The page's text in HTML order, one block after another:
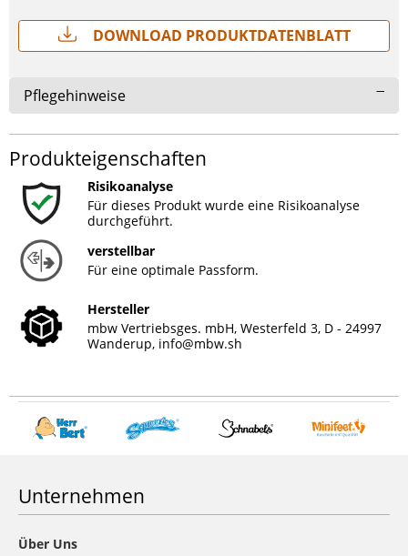
Download Produktdatenblatt
Pflegehinweise
Produkteigenschaften
Risikoanalyse
Für dieses Produkt wurde eine Risikoanalyse
durchgeführt.
verstellbar
Für eine optimale Passform.
Hersteller
mbw Vertriebsges. mbH, Westerfeld 3, D - 24997
Wanderup, info@mbw.sh
Unternehmen
Über Uns